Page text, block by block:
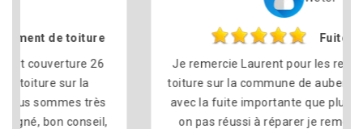
Fuite toiture
Je remercie Laurent pour les reparation de ma
toiture sur la commune de aubenas ( ARDECHE )
avec la fuite importante que plusieurs couvreur
on pas réussi à réparer je remercie laurent à